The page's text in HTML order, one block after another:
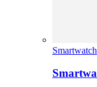
Smartwatch